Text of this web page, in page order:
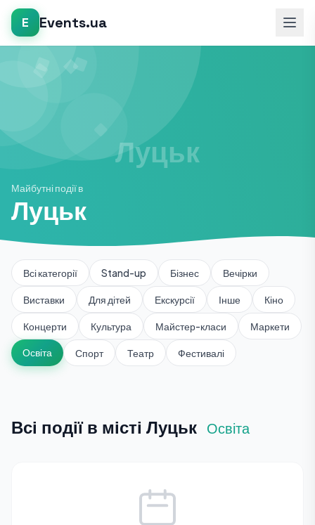
E Events.ua
Майбутні події в
Луцьк
Всі категорії Stand-up Бізнес Вечірки
Виставки Для дітей Екскурсії Інше Кіно
Концерти Культура Майстер-класи Маркети
Освіта Спорт Театр Фестивалі
Всі події в місті Луцьк Освіта